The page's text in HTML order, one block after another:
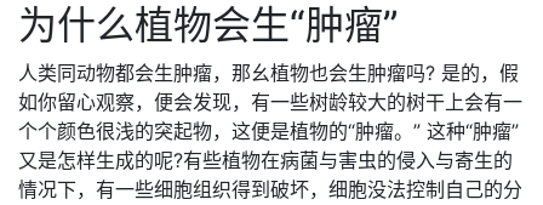
为什么植物会生“肿瘤”
人类同动物都会生肿瘤，那幺植物也会生肿瘤吗? 是的，假
如你留心观察，便会发现，有一些树龄较大的树干上会有一
个个颜色很浅的突起物，这便是植物的“肿瘤。” 这种“肿瘤”
又是怎样生成的呢?有些植物在病菌与害虫的侵入与寄生的
情况下，有一些细胞组织得到破坏，细胞没法控制自己的分